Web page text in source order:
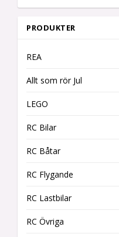
PRODUKTER
REA
Allt som rör Jul
LEGO
RC Bilar
RC Båtar
RC Flygande
RC Lastbilar
RC Övriga